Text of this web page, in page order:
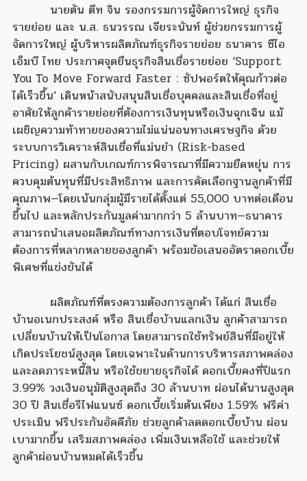
นายตัน ตีท จิน รองกรรมการผู้จัดการใหญ่ ธุรกิจ
รายย่อย และ น.ส. ธนวรรณ เจียระนันท์ ผู้ช่วยกรรมการผู้
จัดการใหญ่ ผู้บริหารผลิตภัณฑ์ธุรกิจรายย่อย ธนาคาร ซีไอ
เอ็มบี ไทย ประกาศจุดยืนธุรกิจสินเชื่อรายย่อย ‘Support
You To Move Forward Faster : ซัปพอร์ตให้คุณก้าวต่อ
ได้เร็วขึ้น’ เดินหน้าสนับสนุนสินเชื่อบุคคลและสินเชื่อที่อยู่
อาศัยให้ลูกค้ารายย่อยที่ต้องการเงินทุนหรือเงินฉุกเฉิน แม้
เผชิญความท้าทายของความไม่แน่นอนทางเศรษฐกิจ ด้วย
ระบบการวิเคราะห์สินเชื่อที่แม่นยำ (Risk-based
Pricing) ผสานกับเกณฑ์การพิจารณาที่มีความยืดหยุ่น การ
ควบคุมต้นทุนที่มีประสิทธิภาพ และการคัดเลือกฐานลูกค้าที่มี
คุณภาพ—โดยเน้นกลุ่มผู้มีรายได้ตั้งแต่ 55,000 บาทต่อเดือน
ขึ้นไป และหลักประกันมูลค่ามากกว่า 5 ล้านบาท—ธนาคาร
สามารถนำเสนอผลิตภัณฑ์ทางการเงินที่ตอบโจทย์ความ
ต้องการที่หลากหลายของลูกค้า พร้อมข้อเสนออัตราดอกเบี้ย
พิเศษที่แข่งขันได้
ผลิตภัณฑ์ที่ตรงความต้องการลูกค้า ได้แก่ สินเชื่อ
บ้านอเนกประสงค์ หรือ สินเชื่อบ้านแลกเงิน ลูกค้าสามารถ
เปลี่ยนบ้านให้เป็นโอกาส โดยสามารถใช้ทรัพย์สินที่มีอยู่ให้
เกิดประโยชน์สูงสุด โดยเฉพาะในด้านการบริหารสภาพคล่อง
และลดภาระหนี้สิน หรือใช้ขยายธุรกิจได้ ดอกเบี้ยคงที่ปีแรก
3.99% วงเงินอนุมัติสูงสุดถึง 30 ล้านบาท ผ่อนได้นานสูงสุด
30 ปี สินเชื่อรีไฟแนนซ์ ดอกเบี้ยเริ่มต้นเพียง 1.59% ฟรีค่า
ประเมิน ฟรีประกันอัคคีภัย ช่วยลูกค้าลดดอกเบี้ยบ้าน ผ่อน
เบามากขึ้น เสริมสภาพคล่อง เพิ่มเงินเหลือใช้ และช่วยให้
ลูกค้าผ่อนบ้านหมดได้เร็วขึ้น